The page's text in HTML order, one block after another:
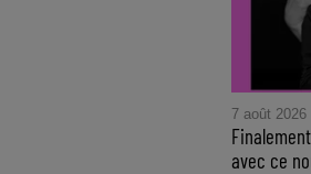
7 août 2026
avec ce